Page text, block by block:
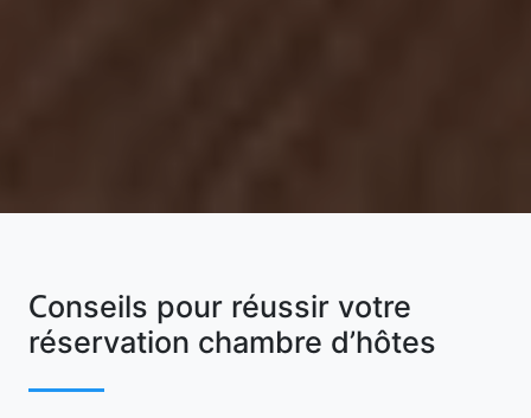
Conseils pour réussir votre
réservation chambre d’hôtes